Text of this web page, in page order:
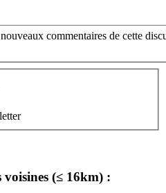
commentaires de cette
voisines (≤ 16km) :